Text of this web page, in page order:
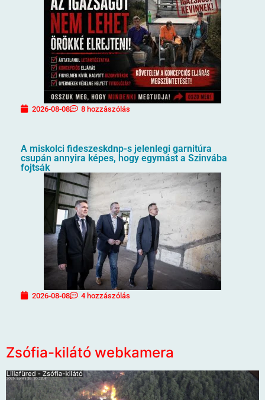
2026-08-08 8 hozzászólás
A miskolci fideszeskdnp-s jelenlegi garnitúra
csupán annyira képes, hogy egymást a Szinvába
fojtsák
2026-08-08 4 hozzászólás
Zsófia-kilátó webkamera